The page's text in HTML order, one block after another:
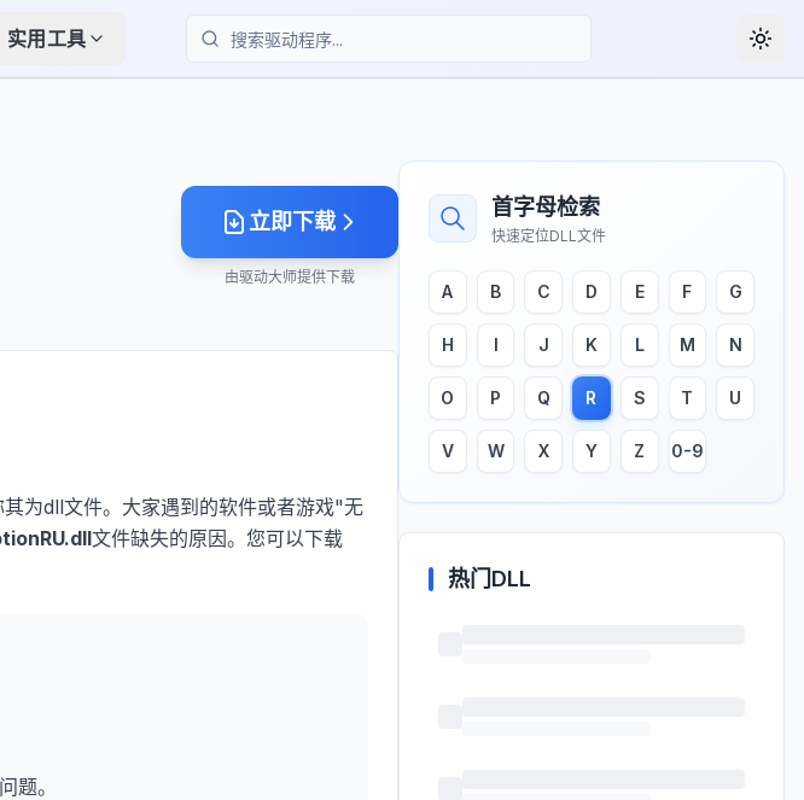
实用工具
搜索
立即下载
由驱动大师提供下载
为dll文件。大家遇到的软件或者游戏"无
文件缺失的原因。您可以下载
题。
首字母检索
快速定位DLL文件
A B C D E F G
H I J K L M N
O P Q R S T U
V W X Y Z 0-9
热门DLL